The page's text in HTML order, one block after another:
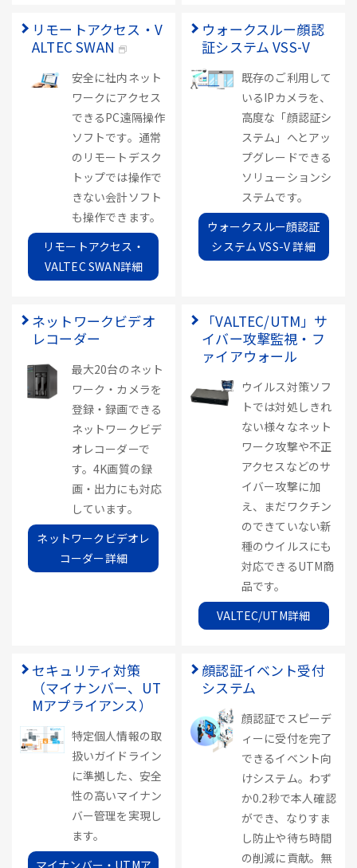
リモートアクセス・V
ALTEC SWAN
安全に社内ネット
ワークにアクセス
できるPC遠隔操作
ソフトです。通常
のリモートデスク
トップでは操作で
きない会計ソフト
も操作できます。
リモートアクセス・
VALTEC SWAN詳細
ウォークスルー顔認
証システム VSS-V
既存のご利用して
いるIPカメラを、
高度な「顔認証シ
ステム」へとアッ
プグレードできる
ソリューションシ
ステムです。
ウォークスルー顔認証
システム VSS-V 詳細
ネットワークビデオ
レコーダー
最大20台のネット
ワーク・カメラを
登録・録画できる
ネットワークビデ
オレコーダーで
す。4K画質の録
画・出力にも対応
しています。
ネットワークビデオレ
コーダー詳細
「VALTEC/UTM」サ
イバー攻撃監視・フ
ァイアウォール
ウイルス対策ソフ
トでは対処しきれ
ない様々なネット
ワーク攻撃や不正
アクセスなどのサ
イバー攻撃に加
え、まだワクチン
のできていない新
種のウイルスにも
対応できるUTM商
品です。
VALTEC/UTM詳細
セキュリティ対策
（マイナンバー、UT
Mアプライアンス）
特定個人情報の取
扱いガイドライン
に準拠した、安全
性の高いマイナン
バー管理を実現し
ます。
マイナンバー・UTMア
顔認証イベント受付
システム
顔認証でスピーデ
ィーに受付を完了
できるイベント向
けシステム。わず
か0.2秒で本人確認
ができ、なりすま
し防止や待ち時間
の削減に貢献。無